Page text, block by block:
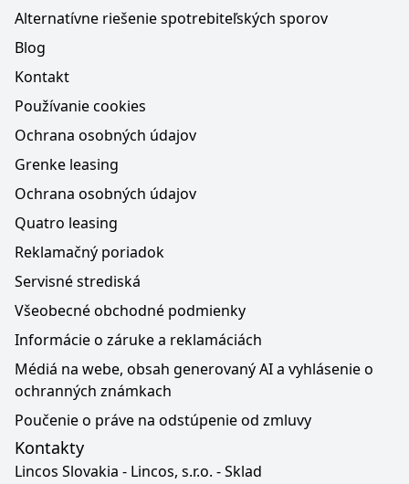
Alternatívne riešenie spotrebiteľských sporov
Blog
Kontakt
Používanie cookies
Ochrana osobných údajov
Grenke leasing
Ochrana osobných údajov
Quatro leasing
Reklamačný poriadok
Servisné strediská
Všeobecné obchodné podmienky
Informácie o záruke a reklamáciách
Médiá na webe, obsah generovaný AI a vyhlásenie o
ochranných známkach
Poučenie o práve na odstúpenie od zmluvy
Kontakty
Lincos Slovakia - Lincos, s.r.o. - Sklad